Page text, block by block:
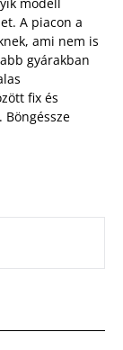
A piacon a
ami nem is
gyárakban
fix és